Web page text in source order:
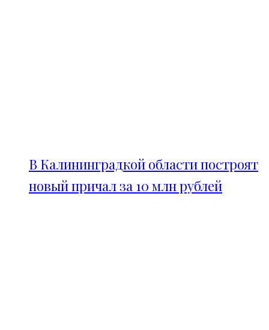
В Калининградкой области построят
новый причал за 10 млн рублей